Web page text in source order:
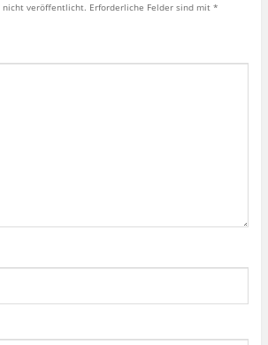
nicht veröffentlicht. Erforderliche Felder sind mit *